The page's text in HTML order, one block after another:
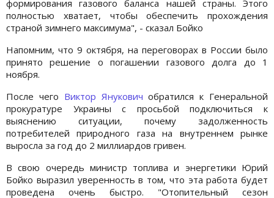
формирования газового баланса нашей страны. Этого
полностью хватает, чтобы обеспечить прохождения
страной зимнего максимума", - сказал Бойко
Напомним, что 9 октября, на переговорах в России было
принято решение о погашении газового долга до 1
ноября.
После чего Виктор Янукович обратился к Генеральной
прокуратуре Украины с просьбой подключиться к
выяснению ситуации, почему задолженность
потребителей природного газа на внутреннем рынке
выросла за год до 2 миллиардов гривен.
В свою очередь министр топлива и энергетики Юрий
Бойко выразил уверенность в том, что эта работа будет
проведена очень быстро. "Отопительный сезон